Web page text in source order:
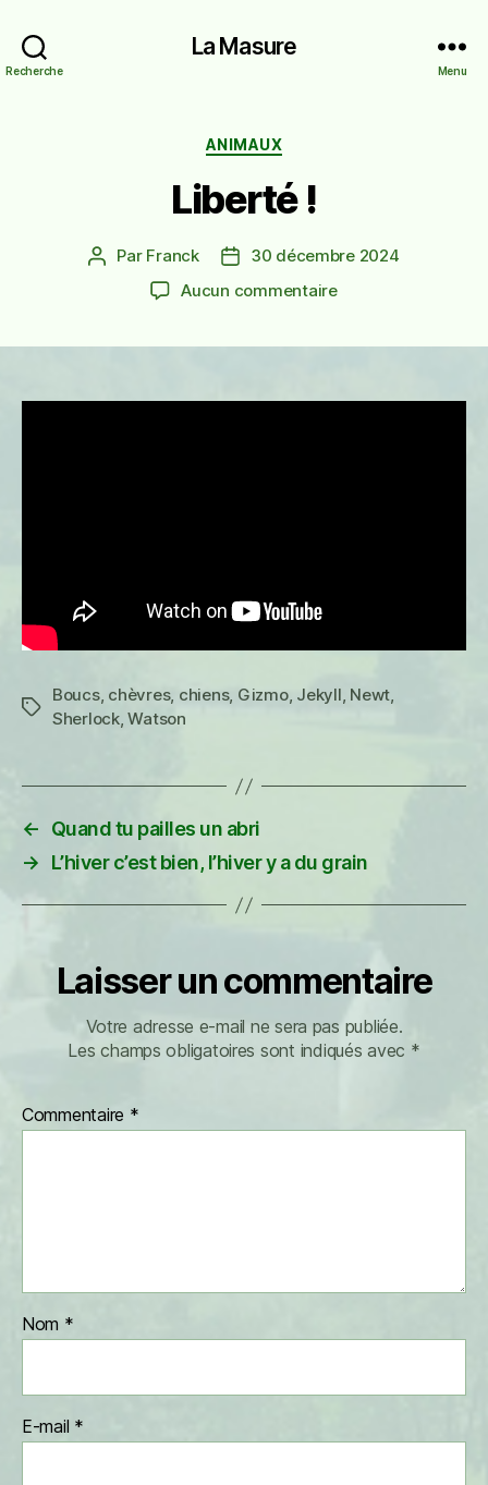
Recherche
La Masure
Menu
Catégories
ANIMAUX
Liberté !
Auteur
Par Franck
Date30 décembre 2024
Aucun commentairesur
Étiquettes
Boucs, chèvres, chiens, Gizmo, Jekyll, Newt,
Sherlock,Watson
←
Quand tu pailles un abri
→
L’hiver c’est bien, l’hiver y a du grain
Laisser un commentaire
Votre adresse e-mail ne sera pas publiée.
Les champs obligatoires sont indiqués avec *
Commentaire *
Nom *
E-mail *